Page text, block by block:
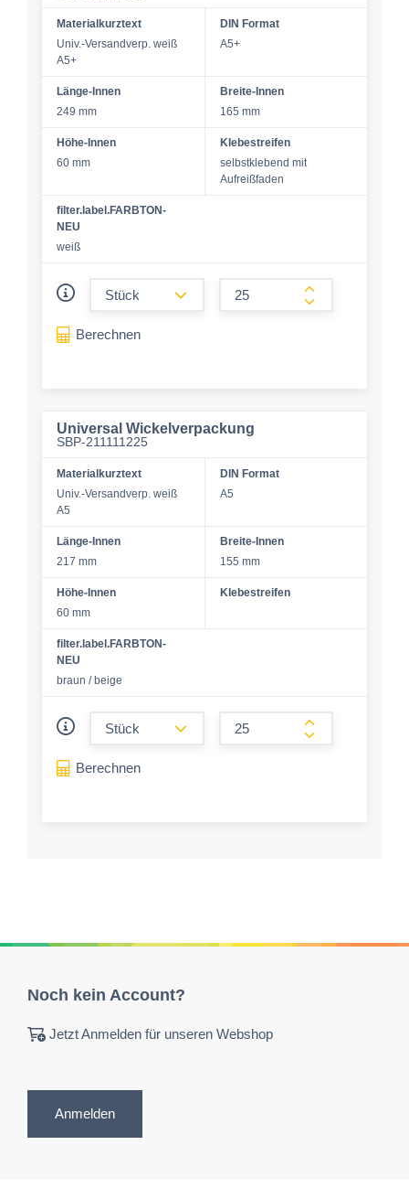
Materialkurztext
Univ.-Versandverp. weiß
A5+
DIN Format
A5+
Länge-Innen
249 mm
Breite-Innen
165 mm
Höhe-Innen
60 mm
Klebestreifen
selbstklebend mit
Aufreißfaden
filter.label.FARBTON-
NEU
weiß
form.increase-
Berechnen
Universal Wickelverpackung
SBP-211111225
Materialkurztext
Univ.-Versandverp. weiß
A5
DIN Format
A5
Länge-Innen
217 mm
Breite-Innen
155 mm
Höhe-Innen
60 mm
Klebestreifen
filter.label.FARBTON-
NEU
braun / beige
form.increase-
Berechnen
Noch kein Account?
Jetzt Anmelden für unseren Webshop
Anmelden